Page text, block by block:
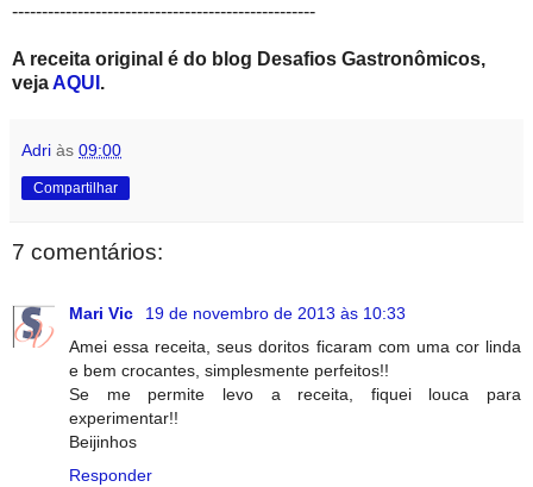
---------------------------------------------------
A receita original é do blog Desafios Gastronômicos,
vejaAQUI .
Adri às 09:00
Compartilhar
7 comentários:
Mari Vic
19 de novembro de 2013 às 10:33
Amei essa receita, seus doritos ficaram com uma cor linda
e bem crocantes, simplesmente perfeitos!!
Se me permite levo a receita, fiquei louca para
experimentar!!
Beijinhos
Responder